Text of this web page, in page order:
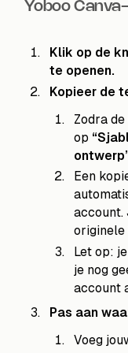
Yoboo
Klik op de
te openen.
Kopieer de
Zodra
op
Een
account.
originele
Let op:
je nog
account
Pas aan
Voeg